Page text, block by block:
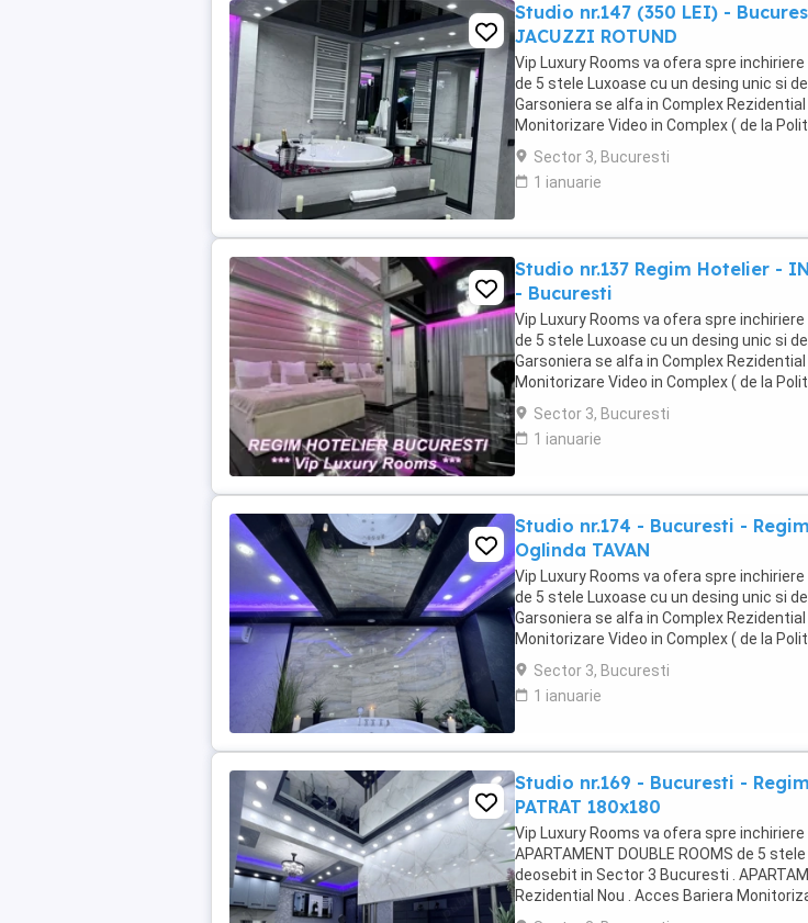
Studio nr.147 (350 LEI) -
JACUZZI ROTUND
Vip Luxury Rooms va ofera spre
de 5 stele Luxoase cu un desing unic si
Garsoniera se alfa in Complex
Monitorizare Video in Complex ( de la
parcare PRIVAT in complex ...
Sector 3, Bucuresti
1 ianuarie
Studio nr.137 Regim Hotelier -
- Bucuresti
Vip Luxury Rooms va ofera spre
de 5 stele Luxoase cu un desing unic si
Garsoniera se alfa in Complex
Monitorizare Video in Complex ( de la
parcare PRIVAT in complex ...
Sector 3, Bucuresti
1 ianuarie
Studio nr.174 - Bucuresti -
Oglinda TAVAN
Vip Luxury Rooms va ofera spre
de 5 stele Luxoase cu un desing unic si
Garsoniera se alfa in Complex
Monitorizare Video in Complex ( de la
parcare PRIVAT in complex ...
Sector 3, Bucuresti
1 ianuarie
Studio nr.169 - Bucuresti -
PATRAT 180x180
Vip Luxury Rooms va ofera spre inchiriere
APARTAMENT DOUBLE ROOMS de 5
deosebit in Sector 3 Bucuresti .
Rezidential Nou . Acces Bariera
Politia Locala Sector 3 ) Loc de parcare ...